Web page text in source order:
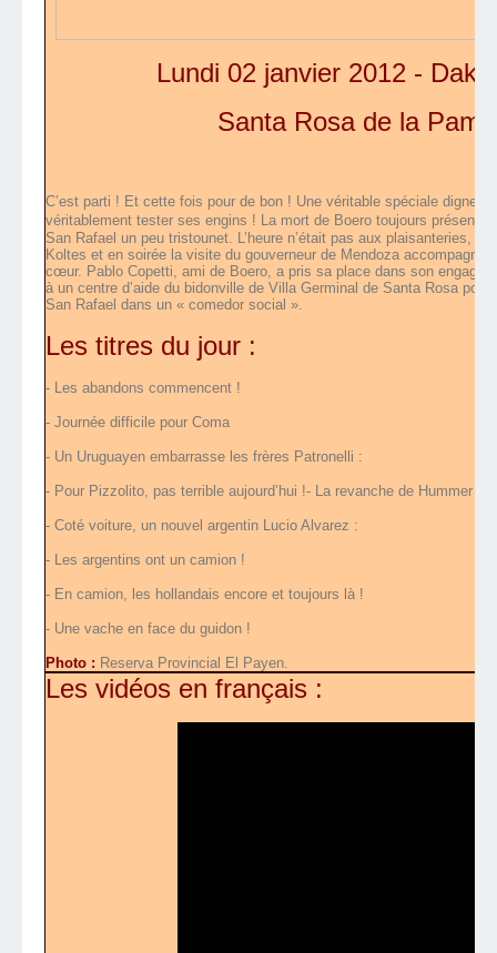
Lundi 02 janvier 2012 -
Santa Rosa de la
C’est parti ! Et cette fois pour de bon ! Une véritable spéciale digne
véritablement tester ses engins ! La mort de Boero toujours présent
San Rafael un peu tristounet. L’heure n’était pas aux plaisanteries,
Koltes et en soirée la visite du gouverneur de Mendoza accompagné
cœur. Pablo Copetti, ami de Boero, a pris sa place dans son
à un centre d’aide du bidonville de Villa Germinal de Santa Rosa
San Rafael dans un « comedor social ».
Les titres du jour :
- Les abandons commencent !
- Journée difficile pour Coma
- Un Uruguayen embarrasse les frères Patronelli :
- Pour Pizzolito, pas terrible aujourd’hui !- La revanche de Hummer
- Coté voiture, un nouvel argentin Lucio Alvarez :
- Les argentins ont un camion !
- En camion, les hollandais encore et toujours là !
- Une vache en face du guidon !
Photo : Reserva Provincial El Payen.
Les vidéos en français :